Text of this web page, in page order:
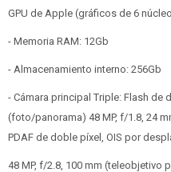
GPU de Apple (gráficos de 6
- Memoria RAM: 12Gb
- Almacenamiento interno: 256Gb
- Cámara principal Triple: Flash de
(foto/panorama) 48 MP, f/1.8, 24
PDAF de doble píxel, OIS por
48 MP, f/2.8, 100 mm (teleobjetivo